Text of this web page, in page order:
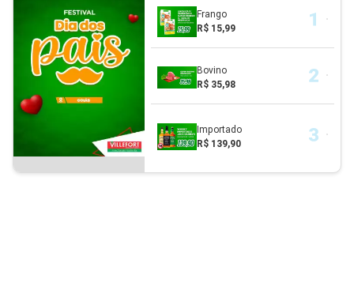
Frango
R$ 15,99
Bovino
R$ 35,98
Importado
R$ 139,90